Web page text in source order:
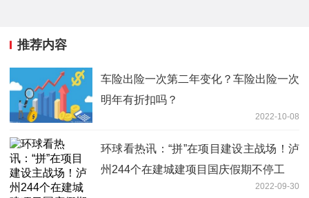
推荐内容
车险出险一次第二年变化？车险出险一次
明年有折扣吗？
2022-10-08
环球看热讯：“拼”在项目建设主战场！泸
州244个在建城建项目国庆假期不停工
2022-09-30